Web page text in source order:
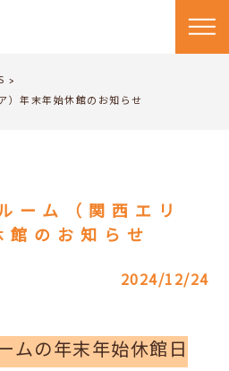
>
年末年始休館のお知らせ
ム（関西エリ
のお知らせ
2024/12/24
ムの年末年始休館日